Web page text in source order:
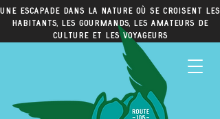
Une escapade dans la nature où se croisent les
habitants, les gourmands, les amateurs de
culture et les voyageurs